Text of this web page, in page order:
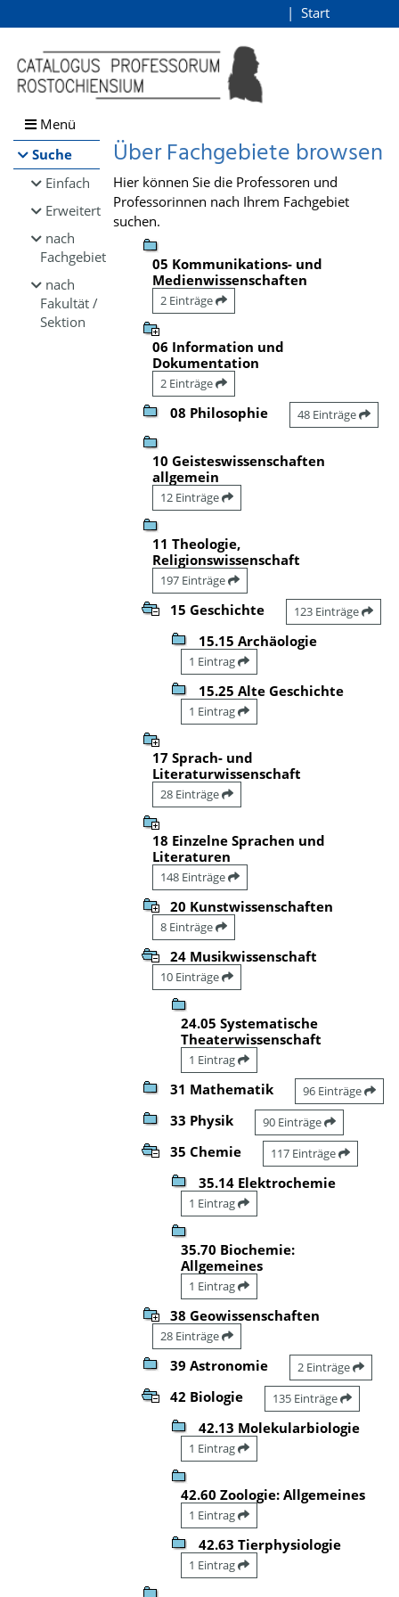
Browsen
direkt zum Inhalt
Start
Menü
Suche
Einfach
Erweitert
nach
Fachgebiet
nach
Fakultät /
Sektion
Über Fachgebiete browsen
Hier können Sie die Professoren und
Professorinnen nach Ihrem Fachgebiet
suchen.
05 Kommunikations- und
Medienwissenschaften
2 Einträge
06 Information und
Dokumentation
2 Einträge
08 Philosophie 48 Einträge
10 Geisteswissenschaften
allgemein
12 Einträge
11 Theologie,
Religionswissenschaft
197 Einträge
15 Geschichte 123 Einträge
15.15 Archäologie
1 Eintrag
15.25 Alte Geschichte
1 Eintrag
17 Sprach- und
Literaturwissenschaft
28 Einträge
18 Einzelne Sprachen und
Literaturen
148 Einträge
20 Kunstwissenschaften
8 Einträge
24 Musikwissenschaft
10 Einträge
24.05 Systematische
Theaterwissenschaft
1 Eintrag
31 Mathematik 96 Einträge
33 Physik 90 Einträge
35 Chemie 117 Einträge
35.14 Elektrochemie
1 Eintrag
35.70 Biochemie:
Allgemeines
1 Eintrag
38 Geowissenschaften
28 Einträge
39 Astronomie 2 Einträge
42 Biologie 135 Einträge
42.13 Molekularbiologie
1 Eintrag
42.60 Zoologie: Allgemeines
1 Eintrag
42.63 Tierphysiologie
1 Eintrag